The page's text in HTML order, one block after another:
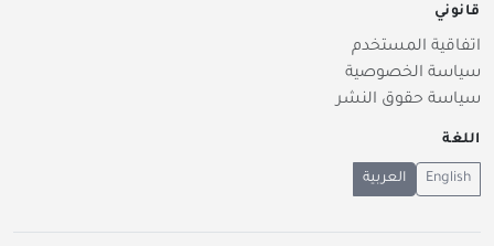
قانوني
اتفاقية المستخدم
سياسة الخصوصية
سياسة حقوق النشر
اللغة
English العربية